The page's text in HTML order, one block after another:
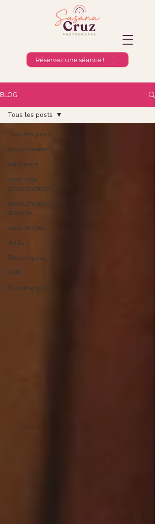
Réservez une séance !
BLOG
Tous les posts
accouchement
naissance
reportage
accouchement
accouchement à
domicile
sage-femme
doula
Blessingway
EVJF
Shooting photo
Tous les posts